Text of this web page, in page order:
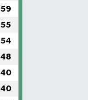
59
55
54
48
40
40